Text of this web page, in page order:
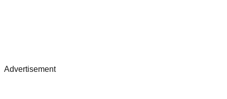
Advertisement